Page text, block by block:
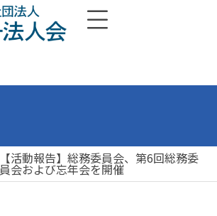
【活動報告】総務委員会、第6回総務委
員会および忘年会を開催